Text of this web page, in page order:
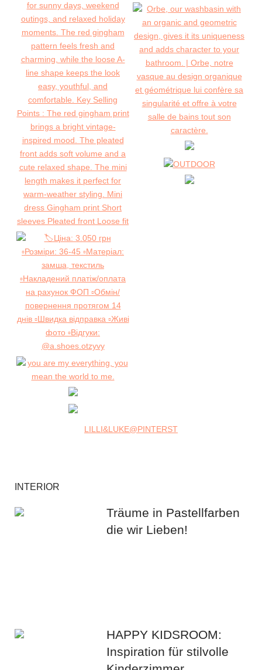
LILLI&LUKE@PINTERST
INTERIOR
Träume in Pastellfarben
die wir Lieben!
HAPPY KIDSROOM:
Inspiration für stilvolle